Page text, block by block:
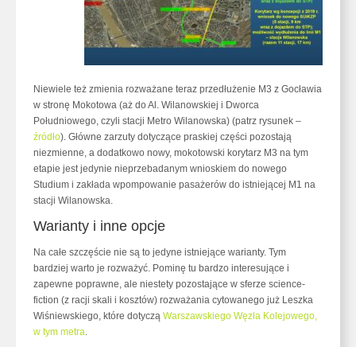
Niewiele też zmienia rozważane teraz przedłużenie M3 z Gocławia
w stronę Mokotowa (aż do Al. Wilanowskiej i Dworca
Południowego, czyli stacji Metro Wilanowska) (patrz rysunek –
źródło). Główne zarzuty dotyczące praskiej części pozostają
niezmienne, a dodatkowo nowy, mokotowski korytarz M3 na tym
etapie jest jedynie nieprzebadanym wnioskiem do nowego
Studium i zakłada wpompowanie pasażerów do istniejącej M1 na
stacji Wilanowska.
Warianty i inne opcje
Na całe szczęście nie są to jedyne istniejące warianty. Tym
bardziej warto je rozważyć. Pominę tu bardzo interesujące i
zapewne poprawne, ale niestety pozostające w sferze science-
fiction (z racji skali i kosztów) rozważania cytowanego już Leszka
Wiśniewskiego, które dotyczą Warszawskiego Węzła Kolejowego,
w tym metra.